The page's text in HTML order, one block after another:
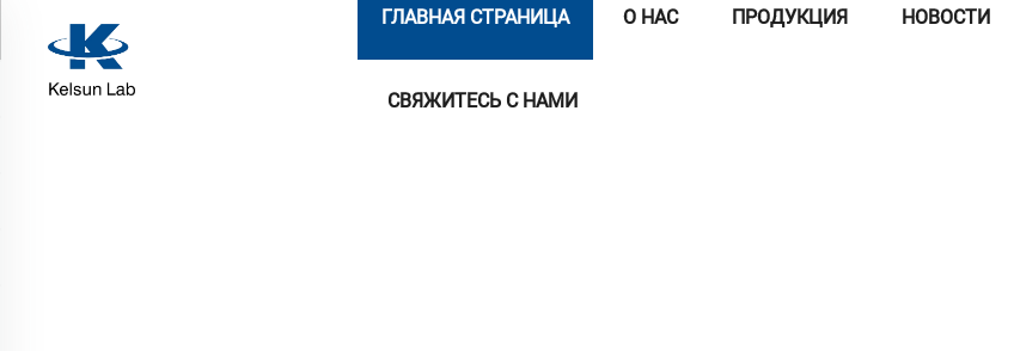
ГЛАВНАЯ СТРАНИЦА О НАС ПРОДУКЦИЯ НОВОСТИ
СВЯЖИТЕСЬ С НАМИ